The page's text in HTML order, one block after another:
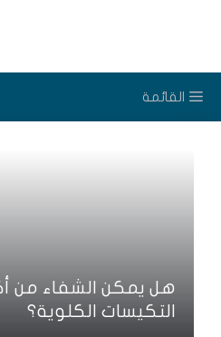
القائمة
هل يمكن الشفاء من
التكيسات الكلوية؟